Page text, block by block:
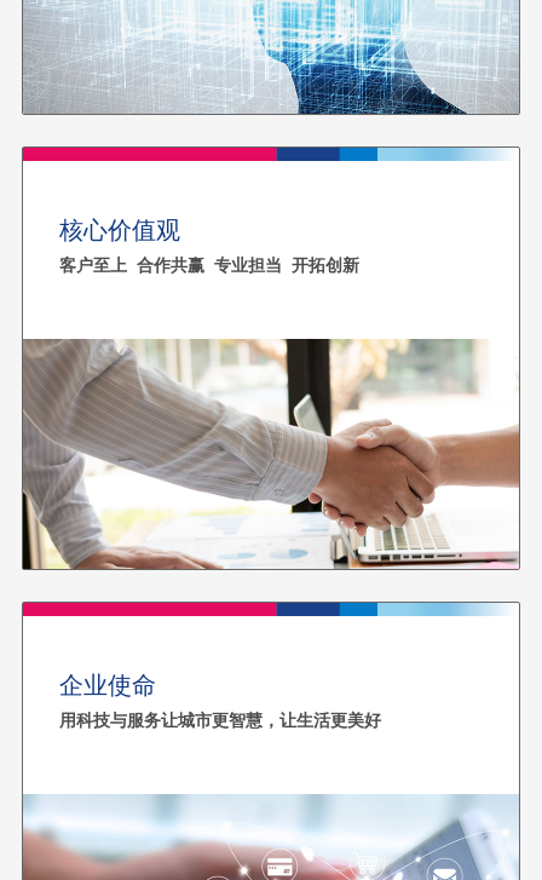
核心价值观
客户至上 合作共赢 专业担当 开拓创新
企业使命
用科技与服务让城市更智慧，让生活更美好